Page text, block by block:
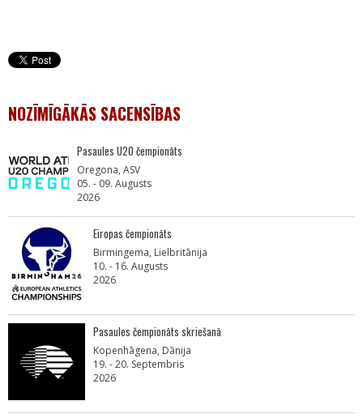
NOZĪMĪGĀKĀS SACENSĪBAS
Pasaules U20 čempionāts
Oregona, ASV
05. - 09. Augusts
2026
Eiropas čempionāts
Birmingema, Lielbritānija
10. - 16. Augusts
2026
Pasaules čempionāts skriešanā
Kopenhāgena, Dānija
19. - 20. Septembris
2026